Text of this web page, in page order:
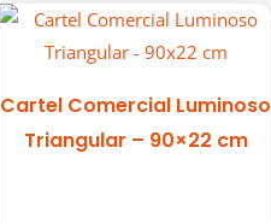
Cartel Comercial Luminoso
Triangular – 90×22 cm